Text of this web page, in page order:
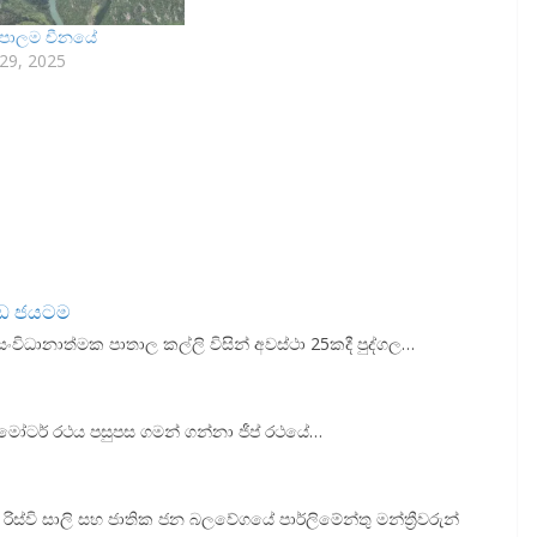
චීනයේ
2025
ජයටම
පාතාල කල්ලි විසින් අවස්ථා 25කදී පුද්ගල…
රථය පසුපස ගමන් ගන්නා ජීප් රථයේ…
සාලි සහ ජාතික ජන බලවේගයේ පාර්ලිමේන්තු මන්ත්‍රීවරුන්